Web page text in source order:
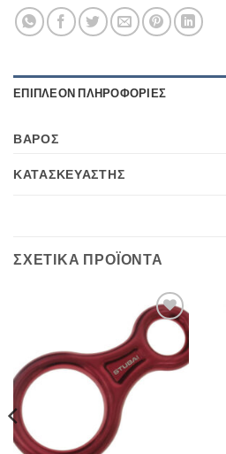
ΕΠΙΠΛΈΟΝ ΠΛΗΡΟΦΟΡΊΕΣ
ΒΆΡΟΣ
ΚΑΤΑΣΚΕΥΑΣΤΉΣ
ΣΧΕΤΙΚΆ ΠΡΟΪΌΝΤΑ
Add to
wishlist